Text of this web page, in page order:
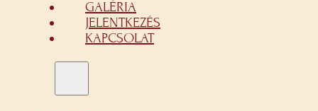
GALÉRIA
JELENTKEZÉS
KAPCSOLAT